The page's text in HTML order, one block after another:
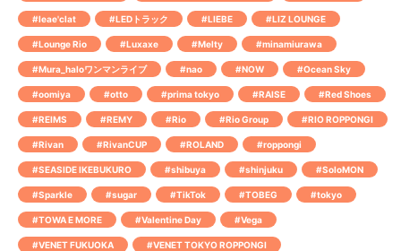
#leae'clat #LEDトラック #LIEBE #LIZ LOUNGE
#Lounge Rio #Luxaxe #Melty #minamiurawa
#Mura_haloワンマンライブ #nao #NOW #Ocean Sky
#oomiya #otto #prima tokyo #RAISE #Red Shoes
#REIMS #REMY #Rio #Rio Group #RIO ROPPONGI
#Rivan #RivanCUP #ROLAND #roppongi
#SEASIDE IKEBUKURO #shibuya #shinjuku #SoloMON
#Sparkle #sugar #TikTok #TOBEG #tokyo
#TOWA E MORE #Valentine Day #Vega
#VENET FUKUOKA #VENET TOKYO ROPPONGI